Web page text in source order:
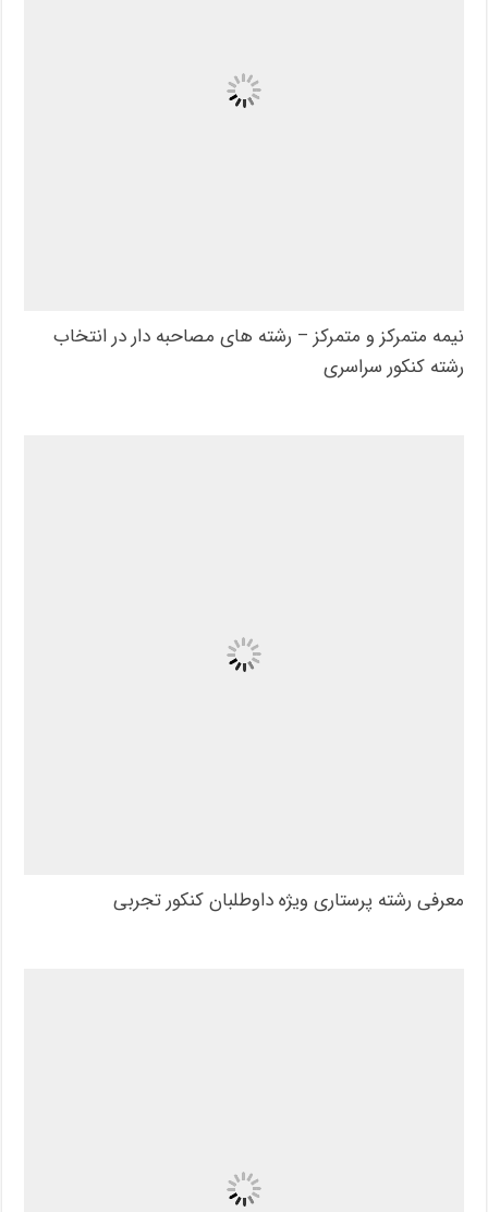
نیمه متمرکز و متمرکز – رشته های مصاحبه دار در انتخاب
رشته کنکور سراسری
معرفی رشته پرستاری ویژه داوطلبان کنکور تجربی